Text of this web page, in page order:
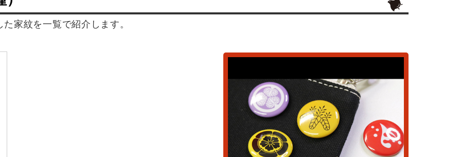
家紋を一覧で紹介します。